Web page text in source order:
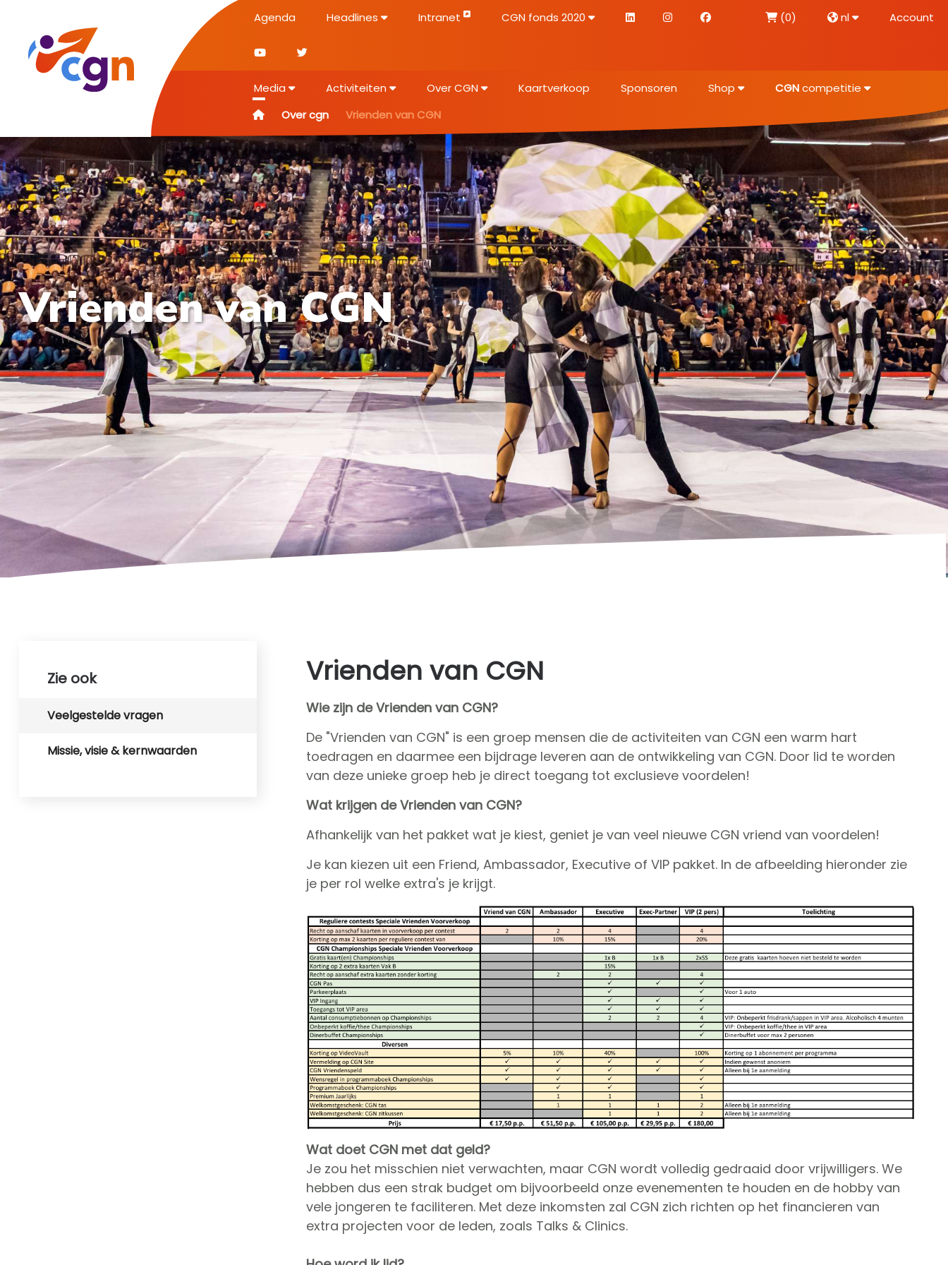
Agenda Headlines Intranet CGN fonds 2020 (0) nl Account
Media Activiteiten Over CGN Kaartverkoop Sponsoren Shop CGNcompetitie
Over cgn
Vrienden van CGN
Vrienden van CGN
Zie ook
Veelgestelde vragen
Missie, visie & kernwaarden
Vrienden van CGN
Wie zijn de Vrienden van CGN?
De "Vrienden van CGN" is een groep mensen die de activiteiten van CGN een warm hart
toedragen en daarmee een bijdrage leveren aan de ontwikkeling van CGN. Door lid te worden
van deze unieke groep heb je direct toegang tot exclusieve voordelen!
Wat krijgen de Vrienden van CGN?
Afhankelijk van het pakket wat je kiest, geniet je van veel nieuwe CGN vriend van voordelen!
Je kan kiezen uit een Friend, Ambassador, Executive of VIP pakket. In de afbeelding hieronder zie
je per rol welke extra's je krijgt.
Wat doet CGN met dat geld?
Je zou het misschien niet verwachten, maar CGN wordt volledig gedraaid door vrijwilligers. We
hebben dus een strak budget om bijvoorbeeld onze evenementen te houden en de hobby van
vele jongeren te faciliteren. Met deze inkomsten zal CGN zich richten op het financieren van
extra projecten voor de leden, zoals Talks & Clinics.